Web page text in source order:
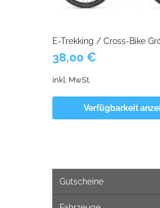
E-Trekking / Cross-Bike
38,00 €
inkl. MwSt.
Verfügbarkeit
Gutscheine